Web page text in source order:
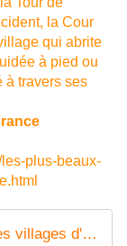
la Cour
qui abrite
à pied ou
à travers ses
plus-beaux-
Les plus beaux villages de France:Les villages d'Auvergne - L'Auvergne Vue par Papou Poustache